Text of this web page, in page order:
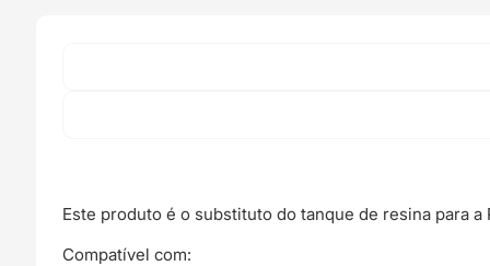
Este produto é o substituto do tanque de resina para
Compatível com: